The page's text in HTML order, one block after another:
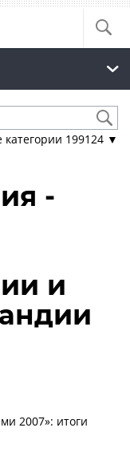
категории 199124 ▼
-
и
2007»: итоги